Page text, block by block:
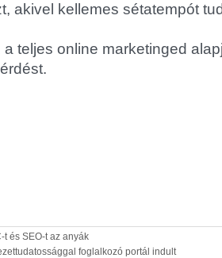
akivel kellemes sétatempót
teljes online marketinged
t és SEO-t az anyák
foglalkozó portál indult